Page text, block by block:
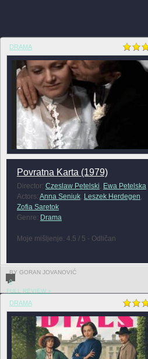
DRAMA
Povratna Karta (1979)
Director: Czeslaw Petelski, Ewa Petelska
Actors: Anna Seniuk, Leszek Herdegen,
Zofia Saretok
Genre: Drama
Moje mišljenje: 4.5 / 5 - Odličan
BY GORAN JOVANOVIĆ
0
FULL REVIEW »
DRAMA